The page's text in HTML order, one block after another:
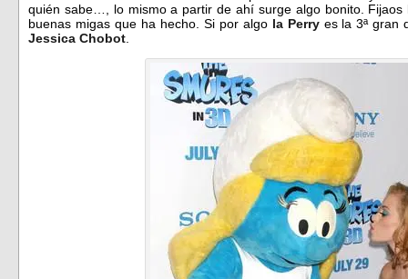
quién sabe…, lo mismo a partir de ahí surge algo bonito.
buenas migas que ha hecho. Si por algo la Perryes la 3ª gran
Jessica Chobot